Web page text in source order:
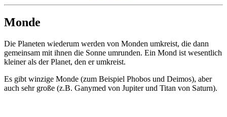
Monde
Die Planeten wiederum werden von Monden umkreist, die dann
gemeinsam mit ihnen die Sonne umrunden. Ein Mond ist wesentlich
kleiner als der Planet, den er umkreist.
Es gibt winzige Monde (zum Beispiel Phobos und Deimos), aber
auch sehr große (z.B. Ganymed von Jupiter und Titan von Saturn).